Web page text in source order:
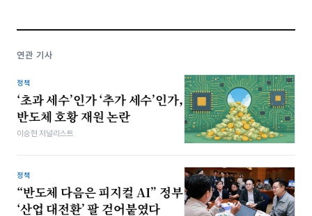
연관 기사
정책
‘초과 세수’인가 ‘추가 세수’인가,
반도체 호황 재원 논란
이승현 저널리스트
정책
“반도체 다음은 피지컬 AI” 정부
‘산업 대전환’ 팔 걷어붙였다